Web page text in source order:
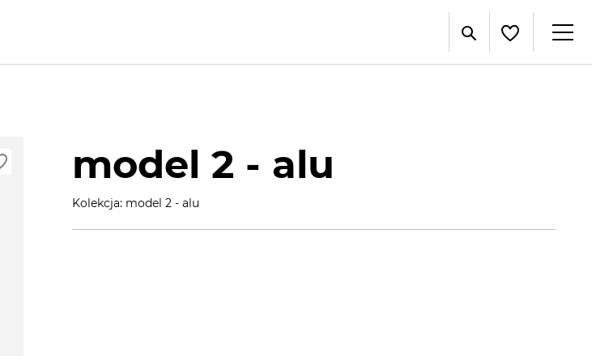
model 2 - alu
Kolekcja: model 2 - alu